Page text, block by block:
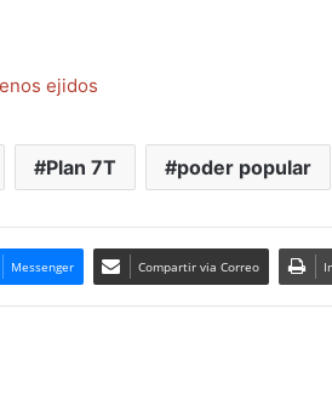
ejidos
Plan 7T poder popular
Messenger Compartir via Correo